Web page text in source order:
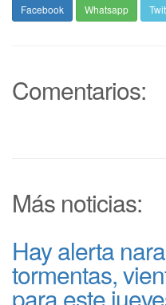
Facebook Whatsapp
Comentarios:
Más noticias:
Hay alerta
tormentas,
para este